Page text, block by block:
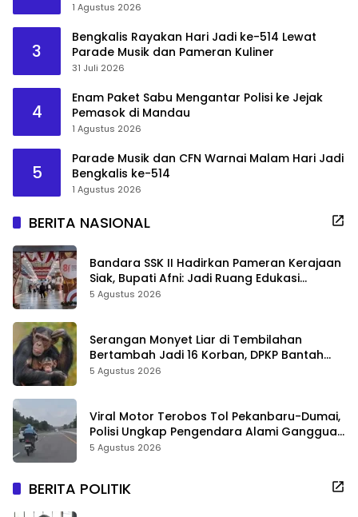
1 Agustus 2026
3
Bengkalis Rayakan Hari Jadi ke-514 Lewat
Parade Musik dan Pameran Kuliner
31 Juli 2026
4
Enam Paket Sabu Mengantar Polisi ke Jejak
Pemasok di Mandau
1 Agustus 2026
5
Parade Musik dan CFN Warnai Malam Hari Jadi
Bengkalis ke-514
1 Agustus 2026
BERITA NASIONAL
Bandara SSK II Hadirkan Pameran Kerajaan
Siak, Bupati Afni: Jadi Ruang Edukasi
Sejarah Riau
5 Agustus 2026
Serangan Monyet Liar di Tembilahan
Bertambah Jadi 16 Korban, DPKP Bantah
Video Gerombolan Viral
5 Agustus 2026
Viral Motor Terobos Tol Pekanbaru-Dumai,
Polisi Ungkap Pengendara Alami Gangguan
Usai Kecelakaan
5 Agustus 2026
BERITA POLITIK